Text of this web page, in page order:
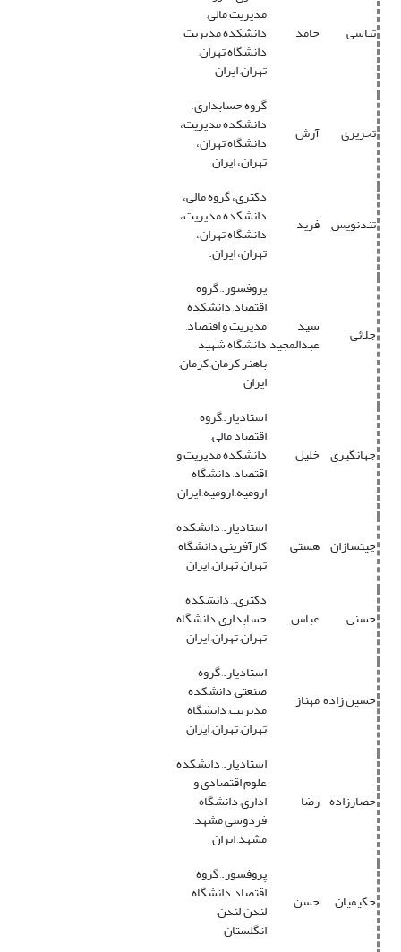
تباسی حامد
مدیریت مالی,
دانشکده مدیریت,
دانشگاه تهران,
تهران, ایران
تحریری آرش
گروه حسابداری،
دانشکده مدیریت،
دانشگاه تهران،
تهران، ایران
تندنویس فرید
دکتری، گروه مالی،
دانشکده مدیریت،
دانشگاه تهران،
تهران، ایران.
جلائی سید
عبدالمجید
پروفسور., گروه
اقتصاد, دانشکده
مدیریت و اقتصاد,
دانشگاه شهید
باهنر کرمان, کرمان,
ایران
جهانگیری خلیل
استادیار.,گروه
اقتصاد مالی,
دانشکده مدیریت و
اقتصاد, دانشگاه
ارومیه, ارومیه, ایران
چیتسازان هستی
استادیار., دانشکده
کارآفرینی, دانشگاه
تهران, تهران, ایران
حسنی عباس
دکتری., دانشکده
حسابداری, دانشگاه
تهران, تهران, ایران
حسین زادهمهناز
استادیار., گروه
صنعتی, دانشکده
مدیریت, دانشگاه
تهران, تهران, ایران
حصارزاده رضا
استادیار., دانشکده
علوم اقتصادی و
اداری, دانشگاه
فردوسی مشهد,
مشهد, ایران
حکیمیان حسن
پروفسور., گروه
اقتصاد, دانشگاه
لندن, لندن,
انگلستان